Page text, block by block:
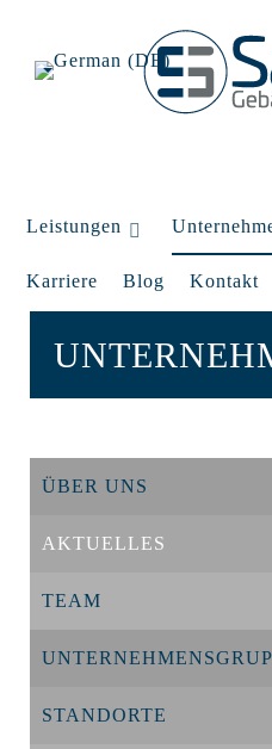
Leistungen
Karriere Blog Kontakt
ÜBER UNS
AKTUELLES
TEAM
STANDORTE